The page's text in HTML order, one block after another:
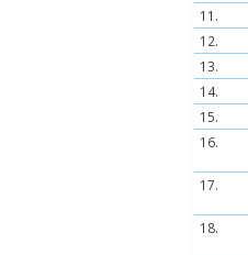
11.
12.
13.
14.
15.
16.
17.
18.